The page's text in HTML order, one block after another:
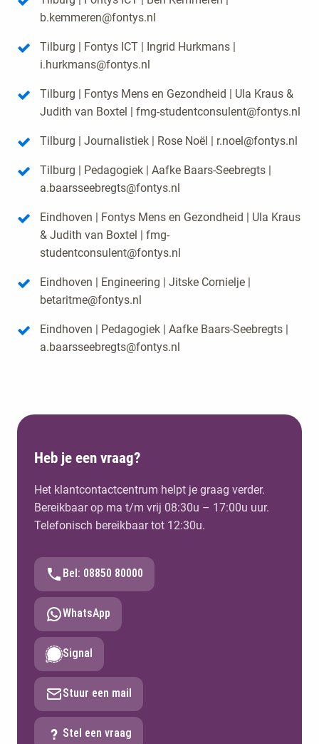
b.kemmeren@fontys.nl
Tilburg | Fontys ICT | Ingrid Hurkmans |
i.hurkmans@fontys.nl
Tilburg | Fontys Mens en Gezondheid | Ula Kraus &
Judith van Boxtel | fmg-studentconsulent@fontys.nl
Tilburg | Journalistiek | Rose Noël | r.noel@fontys.nl
Tilburg | Pedagogiek | Aafke Baars-Seebregts |
a.baarsseebregts@fontys.nl
Eindhoven | Fontys Mens en Gezondheid | Ula Kraus
& Judith van Boxtel | fmg-
studentconsulent@fontys.nl
Eindhoven | Engineering | Jitske Cornielje |
betaritme@fontys.nl
Eindhoven | Pedagogiek | Aafke Baars-Seebregts |
a.baarsseebregts@fontys.nl
Heb je een vraag?
Het klantcontactcentrum helpt je graag verder.
Bereikbaar op ma t/m vrij 08:30u – 17:00u uur.
Telefonisch bereikbaar tot 12:30u.
Bel: 08850 80000
WhatsApp
Signal
Stuur een mail
Stel een vraag